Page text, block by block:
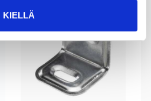
KIELLÄ